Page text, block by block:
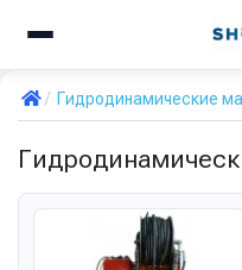
Гидродинамические